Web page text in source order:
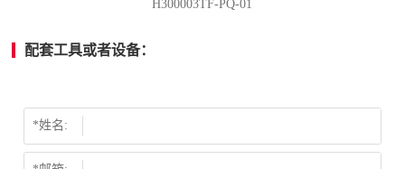
H300003TF-PQ-01
配套工具或者设备：
*姓名: